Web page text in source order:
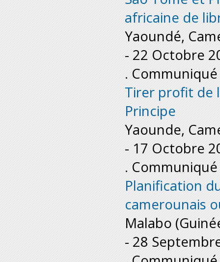
africaine de
Yaoundé,
- 22 Octobre
.
Tirer profit de
Principe
Yaounde,
- 17 Octobre
.
Planification
camerounais
Malabo
- 28